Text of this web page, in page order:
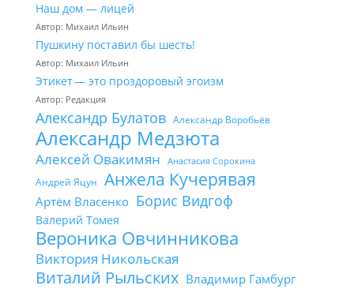
Наш дом — лицей
Автор: Михаил Ильин
Пушкину поставил бы шесть!
Автор: Михаил Ильин
Этикет — это проздоровый эгоизм
Автор: Редакция
Александр Булатов Александр Воробьёв
Александр Медзюта
Алексей Овакимян Анастасия Сорокина
Андрей Яцун Анжела Кучерявая
Артём Власенко Борис Видгоф
Валерий Томея
Вероника Овчинникова
Виктория Никольская
Виталий Рыльских Владимир Гамбург